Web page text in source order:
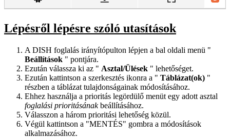
Lépésről lépésre szóló utasítások
A DISH foglalás irányítópulton lépjen a bal oldali menü "
Beállítások " pontjára.
Ezután válassza ki az " Asztal/Ülések " lehetőséget.
Ezután kattintson a szerkesztés ikonra a " Táblázat(ok) "
részben a táblázat tulajdonságainak módosításához.
Ehhez használja a prioritás legördülő menüt egy adott asztal
foglalási prioritásánakbeállításához.
Válasszon a három prioritási lehetőség közül.
Végül kattintson a "MENTÉS" gombra a módosítások
alkalmazásához.